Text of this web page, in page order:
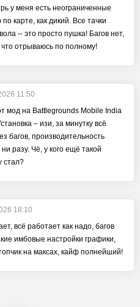
у меня есть неограниченные
карте, как дикий. Все тачки
-- это просто пушка! Багов нет,
отрываюсь по полному!
11:50
мод на Battlegrounds Mobile India
– изи, за минутку всё
багов, производительность
разу. Чё, у кого ещё такой
стал?
18:10
всё работает как надо, багов
имбовые настройки графики,
на максах, кайф полнейший!